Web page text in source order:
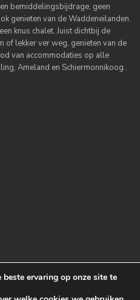
bemiddelingsbijdrage, geen
genieten van de Waddeneilanden.
knus chalet. Juist dichtbij de
of lekker ver weg, genieten van de
van accommodaties op alle
Ameland en Schiermonnikoog .
ervaring op onze site te